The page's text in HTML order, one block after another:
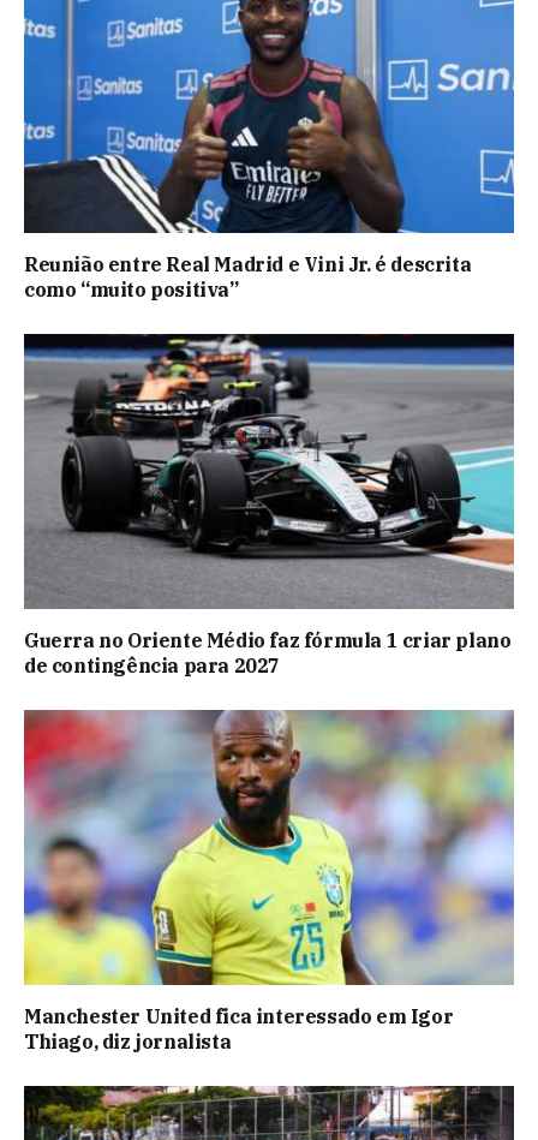
Reunião entre Real Madrid e Vini Jr. é descrita
como “muito positiva”
Guerra no Oriente Médio faz fórmula 1 criar plano
de contingência para 2027
Manchester United fica interessado em Igor
Thiago, diz jornalista